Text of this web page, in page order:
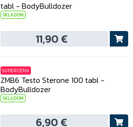
tabl - BodyBulldozer
SKLADOM
11,90 €
SUPER CENA
ZMB6 Testo Sterone 100 tabl -
BodyBulldozer
SKLADOM
6,90 €